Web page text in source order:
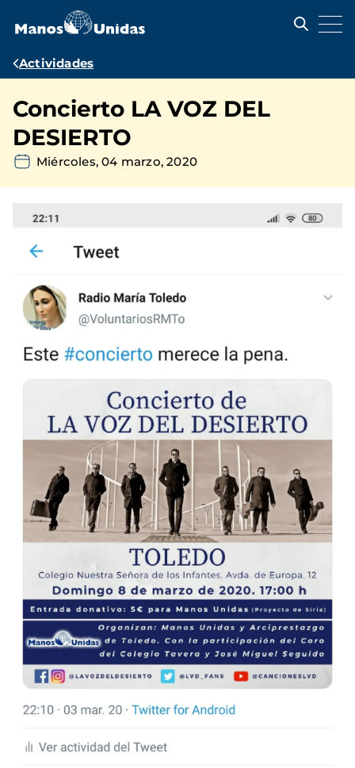
contenido
Ruta
navegación
Actividades
Concierto LA VOZ DEL
DESIERTO
Miércoles, 04 marzo, 2020